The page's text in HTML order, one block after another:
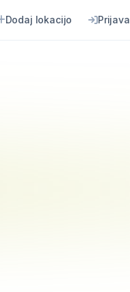
Dodaj lokacijo Prijava